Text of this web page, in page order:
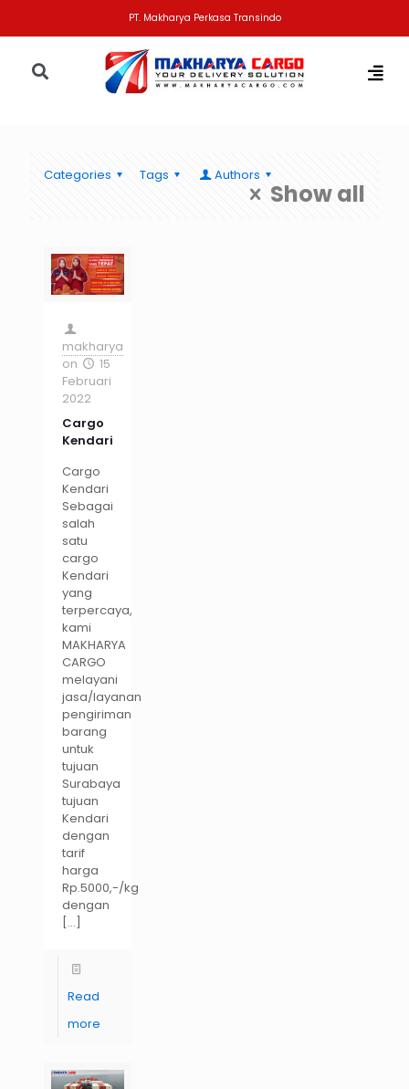
PT. Makharya Perkasa Transindo
Categories Tags Authors
Show all
makharya
on
15
Februari
2022
Cargo
Kendari
Cargo
Kendari
Sebagai
salah
satu
cargo
Kendari
yang
terpercaya,
kami
MAKHARYA
CARGO
melayani
jasa/layanan
pengiriman
barang
untuk
tujuan
Surabaya
tujuan
Kendari
dengan
tarif
harga
Rp.5000,-/kg
dengan
[…]
Read
more